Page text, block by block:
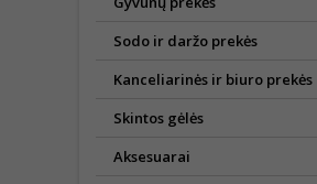
Sodo ir daržo prekės
Kanceliarinės ir biuro prekės
Skintos gėlės
Aksesuarai